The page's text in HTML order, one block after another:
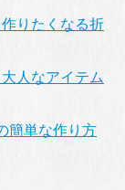
りたくなる折
人なアイテム
簡単な作り方